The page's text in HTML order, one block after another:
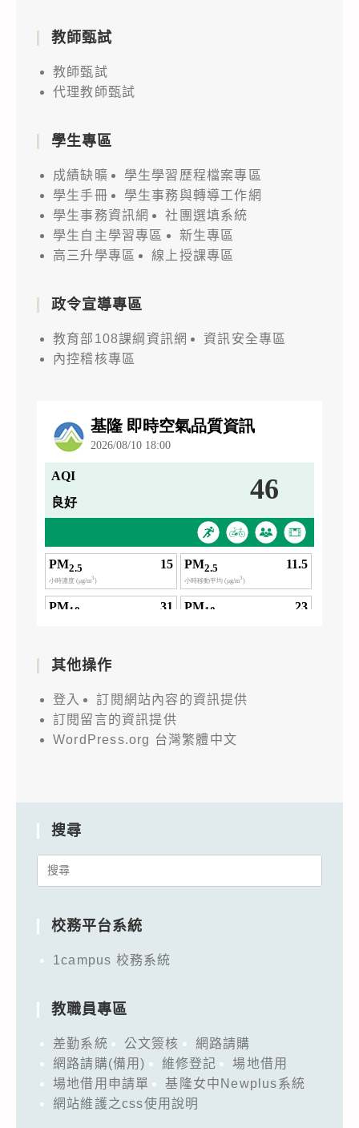
教師甄試
教師甄試
代理教師甄試
學生專區
成績缺曠
學生學習歷程檔案專區
學生手冊
學生事務與轉導工作網
學生事務資訊網
社團選填系統
學生自主學習專區
新生專區
高三升學專區
線上授課專區
政令宣導專區
教育部108課綱資訊網
資訊安全專區
內控稽核專區
其他操作
登入
訂閱網站內容的資訊提供
訂閱留言的資訊提供
WordPress.org 台灣繁體中文
搜尋
Search
校務平台系統
1campus 校務系統
教職員專區
差勤系統 公文簽核
網路請購
網路請購(備用)
維修登記
場地借用
場地借用申請單
基隆女中Newplus系統
網站維護之css使用說明